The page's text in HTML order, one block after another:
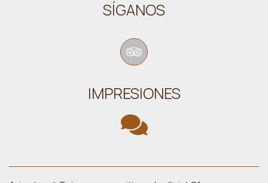
SÍGANOS
IMPRESIONES